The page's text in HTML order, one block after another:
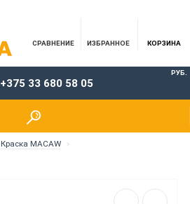
СРАВНЕНИЕ ИЗБРАННОЕ КОРЗИНА
+375 33 680 58 05
РУБ.
Краска MACAW